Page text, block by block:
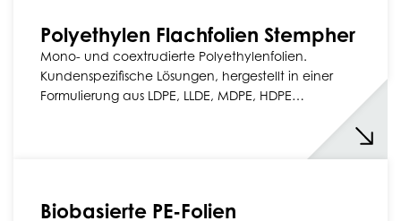
Polyethylen Flachfolien Stempher
Mono- und coextrudierte Polyethylenfolien.
Kundenspezifische Lösungen, hergestellt in einer
Formulierung aus LDPE, LLDE, MDPE, HDPE…
Biobasierte PE-Folien